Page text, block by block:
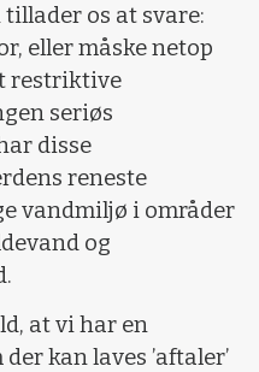
os at svare:
eller måske netop
restriktive
seriøs
disse
reneste
vandmiljø i områder
og
at vi har en
kan laves ’aftaler’